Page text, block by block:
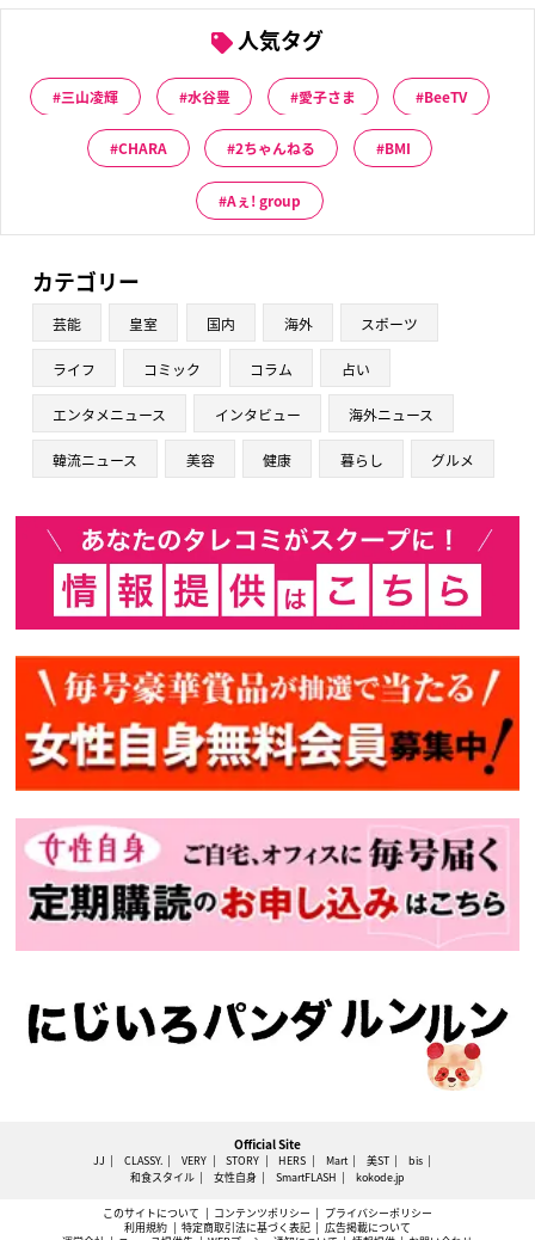
人気タグ
三山凌輝 水谷豊 愛子さま BeeTV
CHARA 2ちゃんねる BMI
Aぇ! group
カテゴリー
芸能 皇室 国内 海外 スポーツ
ライフ コミック コラム 占い
エンタメニュース インタビュー 海外ニュース
韓流ニュース 美容 健康 暮らし グルメ
Official Site
JJ CLASSY. VERY STORY HERS Mart 美ST
bis
和食スタイル
女性自身 SmartFLASH kokode.jp
このサイトについて コンテンツポリシー
プライバシーポリシー
利用規約
特定商取引法に基づく表記
広告掲載について